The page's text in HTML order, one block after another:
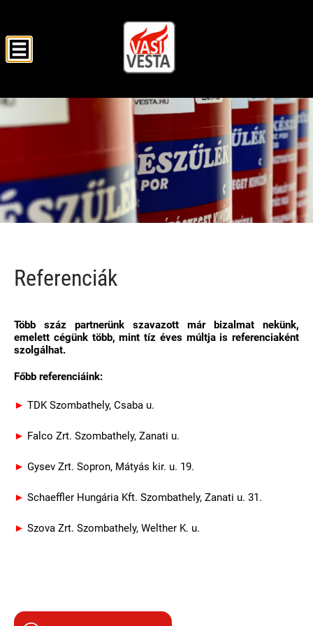
Referenciák
Több száz partnerünk szavazott már bizalmat nekünk,
emelett cégünk több, mint tíz éves múltja is referenciaként
szolgálhat.
Főbb referenciáink:
► TDK Szombathely, Csaba u.
► Falco Zrt. Szombathely, Zanati u.
► Gysev Zrt. Sopron, Mátyás kir. u. 19.
► Schaeffler Hungária Kft. Szombathely, Zanati u. 31.
► Szova Zrt. Szombathely, Welther K. u.